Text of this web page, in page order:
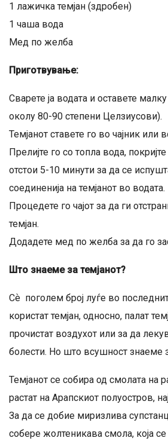
1 лажичка темјан (здробен)
1 чаша вода
Мед по желба
Приготвување:
Сварете ја водата и оставете
околу 80-90 степени Целзиусови).
Темјанот ставете го во чајник или
Прелијте го со топла вода,
отстои 5-10 минути за да се
соединенија на темјанот во водата.
Процедете го чајот за да ги
темјан.
Додадете мед по желба за да го
Што знаеме за темјанот?
Сѐ поголем број луѓе во
користат темјан, односно, палат
прочистат воздухот или за да
болести. Но што всушност знаеме
Темјанот се собира од смолата на
растат на Арапскиот полуостров,
За да се добие миризлива
собере жолтеникава смола, која